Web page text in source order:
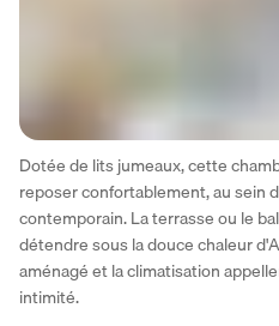
Dotée de lits jumeaux, cette
reposer confortablement, au sein
contemporain. La terrasse ou le
détendre sous la douce chaleur
aménagé et la climatisation
intimité.